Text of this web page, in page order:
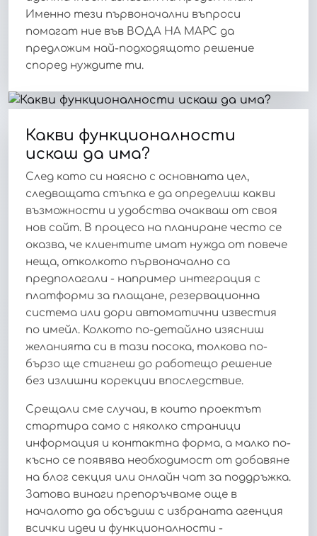
Именно тези първоначални въпроси
помагат ние във ВОДА НА МАРС да
предложим най-подходящото решение
според нуждите ти.
Какви функционалности
искаш да има?
След като си наясно с основната цел,
следващата стъпка е да определиш какви
възможности и удобства очакваш от своя
нов сайт. В процеса на планиране често се
оказва, че клиентите имат нужда от повече
неща, отколкото първоначално са
предполагали - например интеграция с
платформи за плащане, резервационна
система или дори автоматични известия
по имейл. Колкото по-детайлно изясниш
желанията си в тази посока, толкова по-
бързо ще стигнеш до работещо решение
без излишни корекции впоследствие.
Срещали сме случаи, в които проектът
стартира само с няколко страници
информация и контактна форма, а малко по-
късно се появява необходимост от добавяне
на блог секция или онлайн чат за поддръжка.
Затова винаги препоръчваме още в
началото да обсъдиш с избраната агенция
всички идеи и функционалности -